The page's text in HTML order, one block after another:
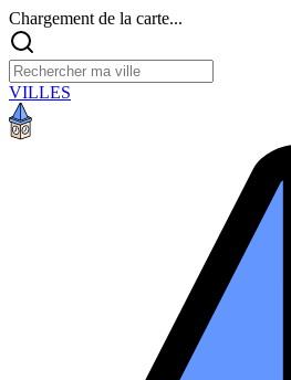
Chargement de la carte...
VILLES